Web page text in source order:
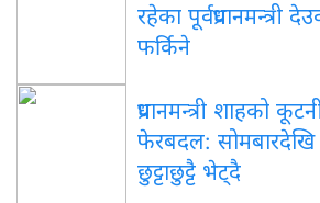
रहेका पूर्वप्रधानमन्त्री
फर्किने
प्रधानमन्त्री शाहको
फेरबदल: सोमबारदेखि
छुट्टाछुट्टै भेट्दै